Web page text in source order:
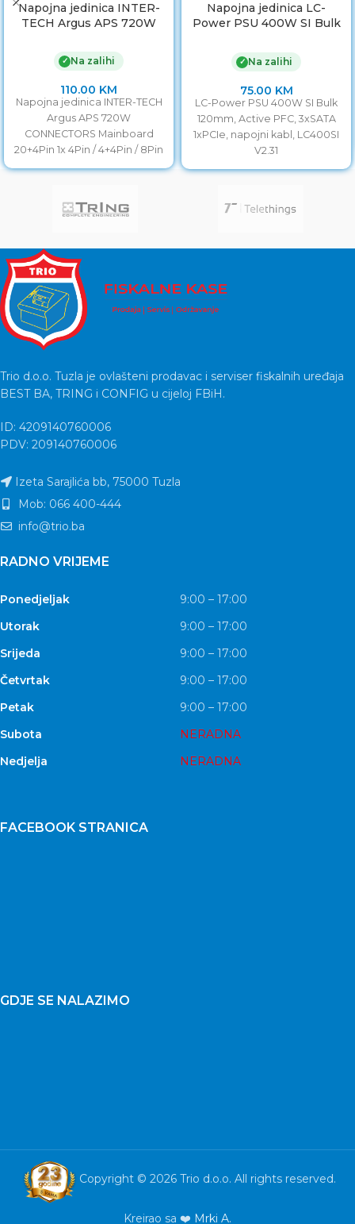
Napojna jedinica INTER-
TECH Argus APS 720W
✓ Na zalihi
110.00 KM
Napojna jedinica INTER-TECH
Argus APS 720W
CONNECTORS Mainboard
20+4Pin 1x 4Pin / 4+4Pin / 8Pin
12V / / PCI-Express 6+2Pin 2x
Napojna jedinica LC-
Power PSU 400W SI Bulk
3xSATA 1xPCIe, napojni
kabl Napojna jedinica LC-
Power PSU 400W SI Bulk
LC400SI V2.31
✓ Na zalihi
75.00 KM
LC-Power PSU 400W SI Bulk
120mm, Active PFC, 3xSATA
1xPCIe, napojni kabl, LC400SI
V2.31
Trio d.o.o. Tuzla je ovlašteni prodavac i serviser fiskalnih uređaja
BEST BA, TRING i CONFIG u cijeloj FBiH.
ID: 4209140760006
PDV: 209140760006
Izeta Sarajlića bb, 75000 Tuzla
Mob: 066 400-444
info@trio.ba
RADNO VRIJEME
Ponedjeljak
9:00 – 17:00
Utorak
9:00 – 17:00
Srijeda
9:00 – 17:00
Četvrtak
9:00 – 17:00
Petak
9:00 – 17:00
Subota
NERADNA
Nedjelja
NERADNA
FACEBOOK STRANICA
GDJE SE NALAZIMO
Copyright © 2026 Trio d.o.o. All rights reserved.
Kreirao sa ❤️ Mrki A.